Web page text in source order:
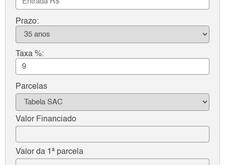
Prazo:
Taxa %:
Parcelas
Valor Financiado
Valor da 1ª parcela